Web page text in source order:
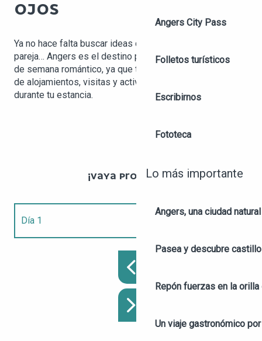
Angers City Pass
Folletos turísticos
Escribirnos
Fototeca
Lo más importante
Angers, una ciudad natural
Pasea y descubre
Repón fuerzas en la orilla
Un viaje gastronómico
OJOS
Ya no hace falta buscar ideas de fin de semana en
pareja… Angers es el destino perfecto para pasar un fin
de semana romántico, ya que te ofrece un gran abanico
de alojamientos, visitas y actividades para que disfrutes
durante tu estancia.
¡VAYA PROGRAMA!
Día 1